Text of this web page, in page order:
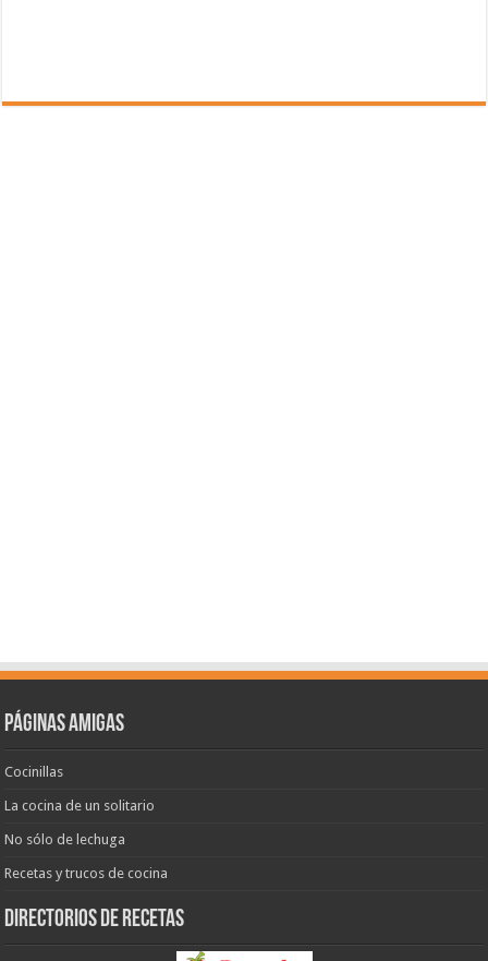
Páginas amigas
Cocinillas
La cocina de un solitario
No sólo de lechuga
Recetas y trucos de cocina
Directorios de recetas